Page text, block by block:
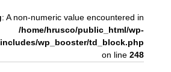
: A non-numeric value encountered in
/home/hrusco/public_html/wp-
wp_booster/td_block.php
on line248